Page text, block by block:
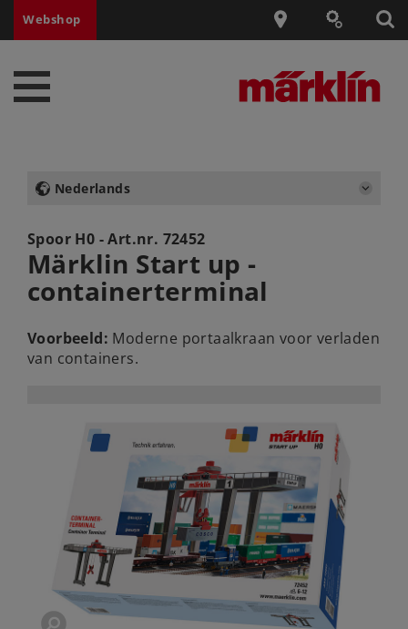
Webshop
Nederlands
Spoor H0 - Art.nr. 72452
Märklin Start up -
containerterminal
Voorbeeld: Moderne portaalkraan voor verladen
van containers.